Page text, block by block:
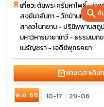
searchค้
เที่ยว:ต้นพระศรีมหาโพธิ์ - เข
สงฆ์นาลันทา - วัดป่ามหาวัน -
สาลวโนทยาน - ปรินิพพานส
มหาวิหารมายาเทวี - ธรรมเ
เนรัญชรา - เจดีย์พุทธคยา
calendar_monthช่วงเวลาเดิน
พ.ย. 69 10-17
29-06